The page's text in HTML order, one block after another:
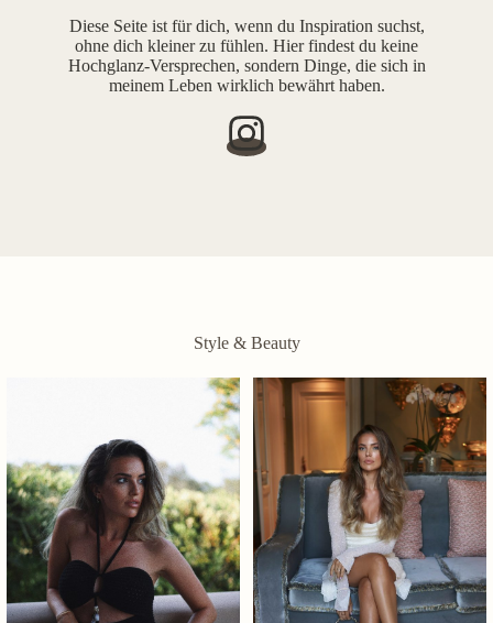
Diese Seite ist für dich, wenn du Inspiration suchst,
ohne dich kleiner zu fühlen. Hier findest du keine
Hochglanz-Versprechen, sondern Dinge, die sich in
meinem Leben wirklich bewährt haben.
Style & Beauty